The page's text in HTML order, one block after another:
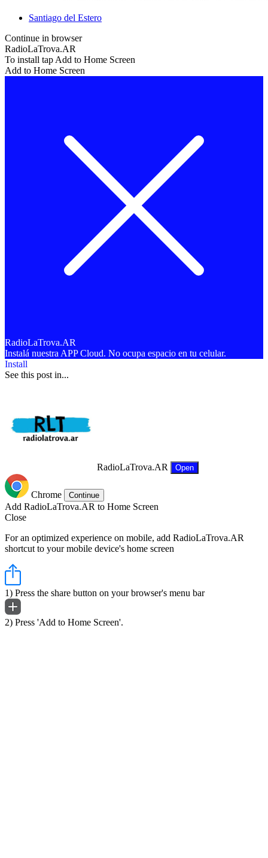
Santiago del Estero
Continue in browser
RadioLaTrova.AR
To install tap Add to Home Screen
Add to Home Screen
RadioLaTrova.AR
Instalá nuestra APP Cloud. No ocupa espacio en tu celular.
Install
See this post in...
RadioLaTrova.AR Open
Chrome Continue
Add RadioLaTrova.AR to Home Screen
Close
For an optimized experience on mobile, add RadioLaTrova.AR
shortcut to your mobile device's home screen
1) Press the share button on your browser's menu bar
2) Press 'Add to Home Screen'.